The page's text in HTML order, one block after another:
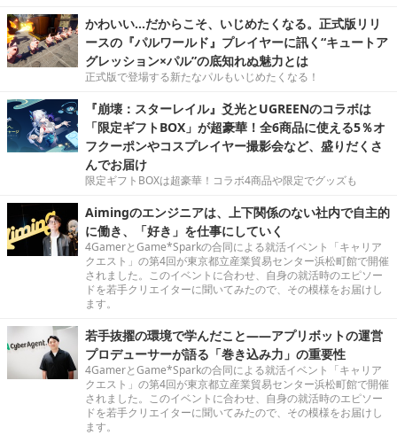
かわいい…だからこそ、いじめたくなる。正式版リリ
ースの『パルワールド』プレイヤーに訊く“キュートア
グレッション×パル”の底知れぬ魅力とは
正式版で登場する新たなパルもいじめたくなる！
『崩壊：スターレイル』爻光とUGREENのコラボは
「限定ギフトBOX」が超豪華！全6商品に使える5％オ
フクーポンやコスプレイヤー撮影会など、盛りだくさ
んでお届け
限定ギフトBOXは超豪華！コラボ4商品や限定でグッズも
Aimingのエンジニアは、上下関係のない社内で自主的
に働き、「好き」を仕事にしていく
4GamerとGame*Sparkの合同による就活イベント「キャリア
クエスト」の第4回が東京都立産業貿易センター浜松町館で開催
されました。このイベントに合わせ、自身の就活時のエピソー
ドを若手クリエイターに聞いてみたので、その模様をお届けし
ます。
若手抜擢の環境で学んだこと――アプリボットの運営
プロデューサーが語る「巻き込み力」の重要性
4GamerとGame*Sparkの合同による就活イベント「キャリア
クエスト」の第4回が東京都立産業貿易センター浜松町館で開催
されました。このイベントに合わせ、自身の就活時のエピソー
ドを若手クリエイターに聞いてみたので、その模様をお届けし
ます。